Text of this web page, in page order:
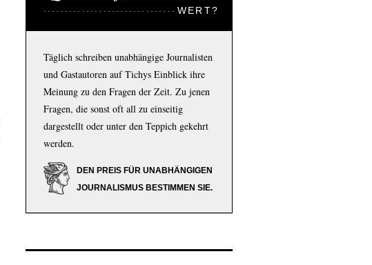
WERT?
Täglich schreiben unabhängige Journalisten
und Gastautoren auf Tichys Einblick ihre
Meinung zu den Fragen der Zeit. Zu jenen
Fragen, die sonst oft all zu einseitig
dargestellt oder unter den Teppich gekehrt
werden.
DEN PREIS FÜR UNABHÄNGIGEN
JOURNALISMUS BESTIMMEN SIE.